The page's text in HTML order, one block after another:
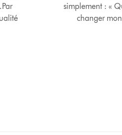
simplement : «
changer